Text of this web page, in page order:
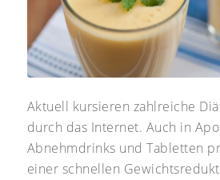
Aktuell kursieren zahlreiche
durch das Internet. Auch in
Abnehmdrinks und Tabletten
einer schnellen